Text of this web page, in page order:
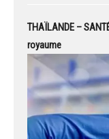
THAÏLANDE –
royaume